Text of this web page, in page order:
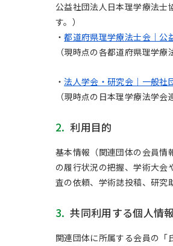
公益社団法人日本理学療法士
す。）
・都道府県理学療法士会｜公
（現時点の各都道府県理学
・法人学会・研究会｜一般社
（現時点の日本理学療法学
2. 利用目的
基本情報（関連団体の会員情
の履行状況の把握、学術大会
査の依頼、学術誌投稿、研究
3. 共同利用する個人情
関連団体に所属する会員の